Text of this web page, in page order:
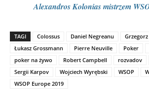
Alexandros Kolonias mistrzem
TAGI Colossus Daniel Negreanu
Łukasz Grossmann
Pierre Neuville Poker
poker na żywo
Robert Campbell rozvadov
Sergii Karpov
Wojciech Wyrębski WSOP
WSOP Europe 2019